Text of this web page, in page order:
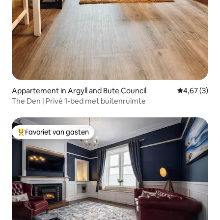
Appartement in Argyll and Bute Council
4,67 (3)
The Den | Privé 1-bed met buitenruimte
Topfavoriet van gasten
Favoriet van gasten